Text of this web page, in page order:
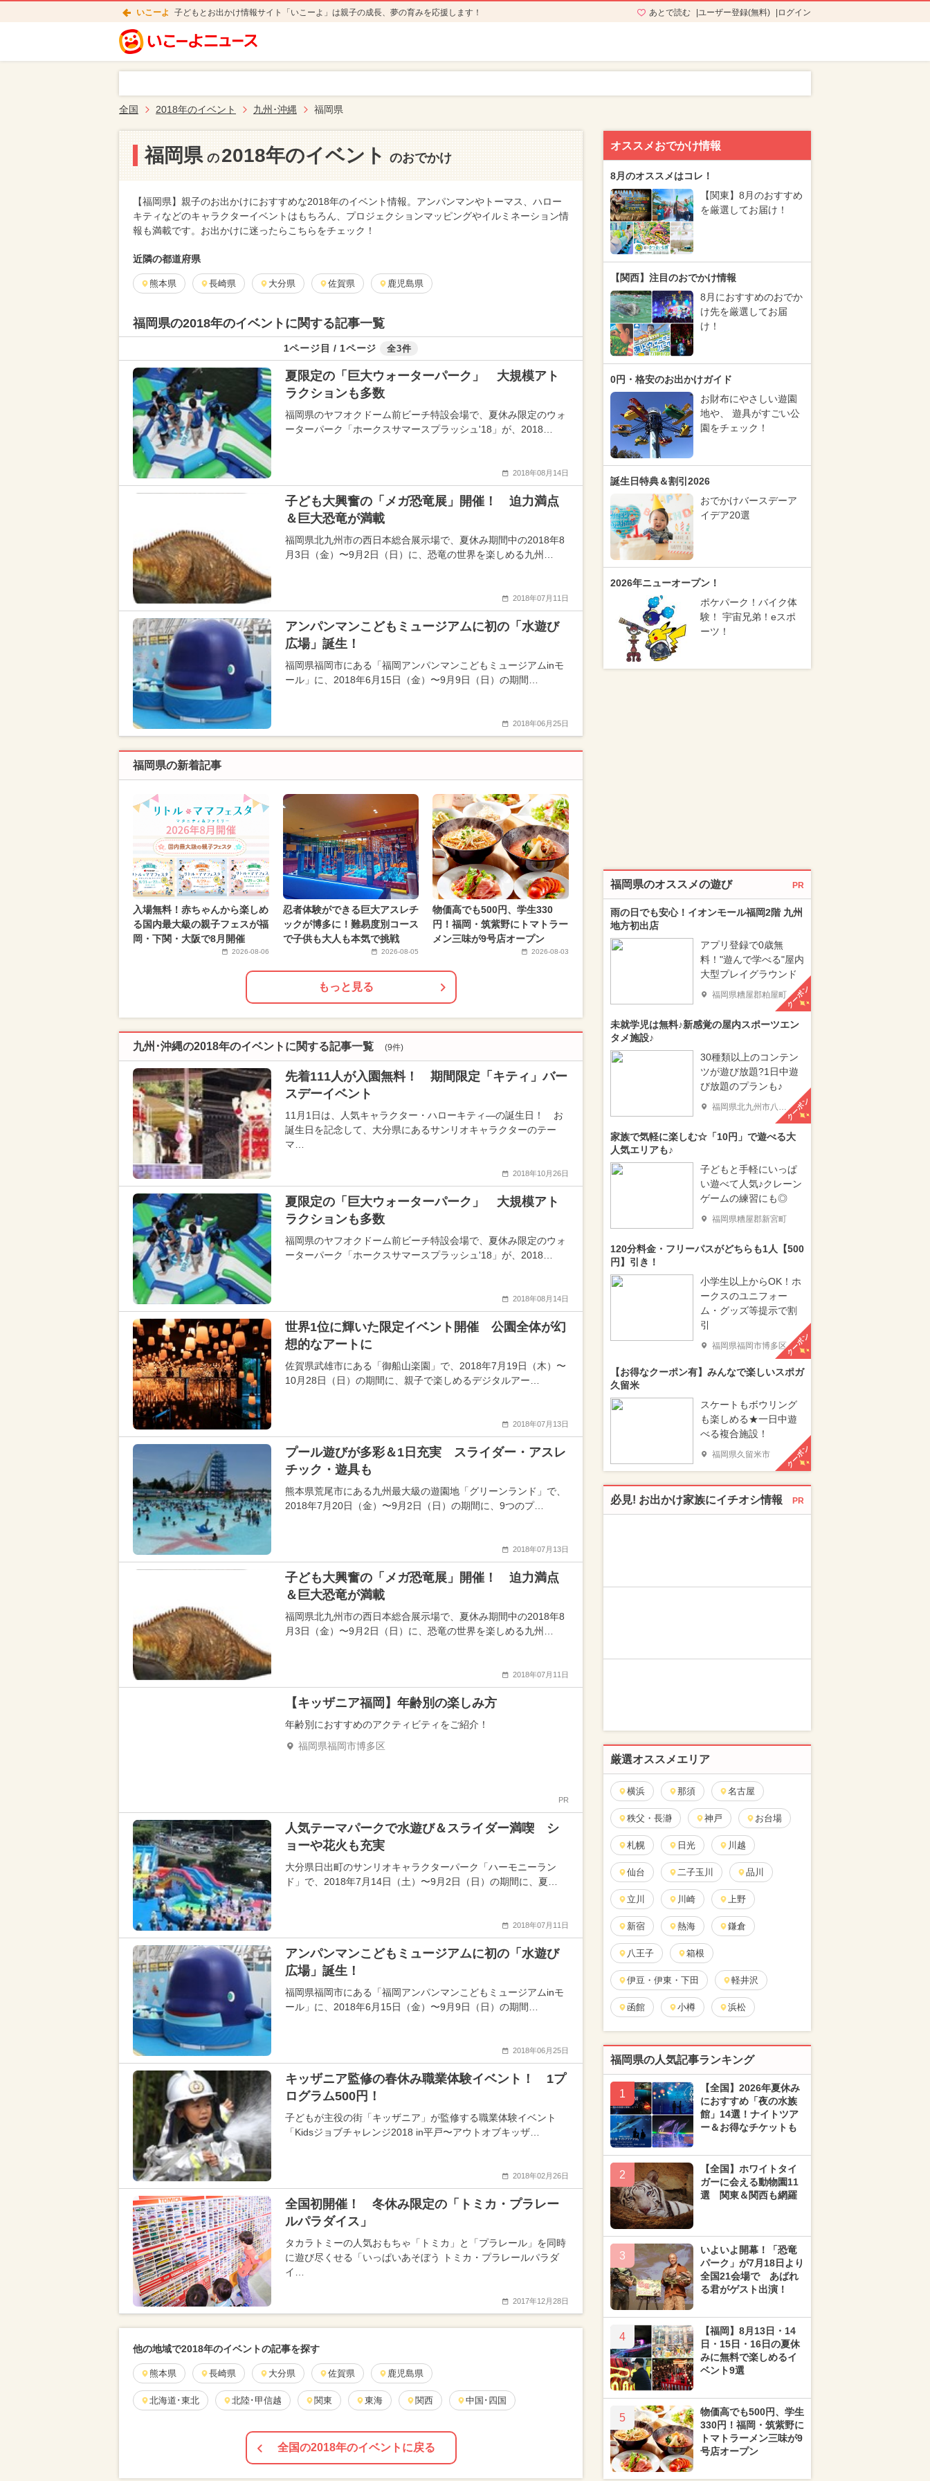
いこーよ 子どもとお出かけ情報サイト「いこーよ」は親子の成長、夢の育みを応援します！ あとで読む ユーザー登録(無料) ログイン
全国 2018年のイベント 九州･沖縄 福岡県
福岡県 の 2018年のイベント のおでかけ
【福岡県】親子のお出かけにおすすめな2018年のイベント情報。アンパンマンやトーマス、ハロー
キティなどのキャラクターイベントはもちろん、プロジェクションマッピングやイルミネーション情
報も満載です。お出かけに迷ったらこちらをチェック！
近隣の都道府県
熊本県 長崎県 大分県 佐賀県 鹿児島県
福岡県の2018年のイベントに関する記事一覧
1ページ目 / 1ページ 全3件
夏限定の「巨大ウォーターパーク」 大規模アト
ラクションも多数
福岡県のヤフオクドーム前ビーチ特設会場で、夏休み限定のウォ
ーターパーク「ホークスサマースプラッシュ'18」が、2018…
2018年08月14日
子ども大興奮の「メガ恐竜展」開催！ 迫力満点
＆巨大恐竜が満載
福岡県北九州市の西日本総合展示場で、夏休み期間中の2018年8
月3日（金）〜9月2日（日）に、恐竜の世界を楽しめる九州…
2018年07月11日
アンパンマンこどもミュージアムに初の「水遊び
広場」誕生！
福岡県福岡市にある「福岡アンパンマンこどもミュージアムinモ
ール」に、2018年6月15日（金）〜9月9日（日）の期間…
2018年06月25日
福岡県の新着記事
入場無料！赤ちゃんから楽しめ
る国内最大級の親子フェスが福
岡・下関・大阪で8月開催
2026-08-06
忍者体験ができる巨大アスレチ
ックが博多に！難易度別コース
で子供も大人も本気で挑戦
2026-08-05
物価高でも500円、学生330
円！福岡・筑紫野にトマトラー
メン三味が9号店オープン
2026-08-03
もっと見る
九州･沖縄の2018年のイベントに関する記事一覧 (9件)
先着111人が入園無料！ 期間限定「キティ」バー
スデーイベント
11月1日は、人気キャラクター・ハローキティ—の誕生日！ お
誕生日を記念して、大分県にあるサンリオキャラクターのテー
マ…
2018年10月26日
夏限定の「巨大ウォーターパーク」 大規模アト
ラクションも多数
福岡県のヤフオクドーム前ビーチ特設会場で、夏休み限定のウォ
ーターパーク「ホークスサマースプラッシュ'18」が、2018…
2018年08月14日
世界1位に輝いた限定イベント開催 公園全体が幻
想的なアートに
佐賀県武雄市にある「御船山楽園」で、2018年7月19日（木）〜
10月28日（日）の期間に、親子で楽しめるデジタルアー…
2018年07月13日
プール遊びが多彩＆1日充実 スライダー・アスレ
チック・遊具も
熊本県荒尾市にある九州最大級の遊園地「グリーンランド」で、
2018年7月20日（金）〜9月2日（日）の期間に、9つのプ…
2018年07月13日
子ども大興奮の「メガ恐竜展」開催！ 迫力満点
＆巨大恐竜が満載
福岡県北九州市の西日本総合展示場で、夏休み期間中の2018年8
月3日（金）〜9月2日（日）に、恐竜の世界を楽しめる九州…
2018年07月11日
【キッザニア福岡】年齢別の楽しみ方
年齢別におすすめのアクティビティをご紹介！
福岡県福岡市博多区
PR
人気テーマパークで水遊び＆スライダー満喫 シ
ョーや花火も充実
大分県日出町のサンリオキャラクターパーク「ハーモニーラン
ド」で、2018年7月14日（土）〜9月2日（日）の期間に、夏…
2018年07月11日
アンパンマンこどもミュージアムに初の「水遊び
広場」誕生！
福岡県福岡市にある「福岡アンパンマンこどもミュージアムinモ
ール」に、2018年6月15日（金）〜9月9日（日）の期間…
2018年06月25日
キッザニア監修の春休み職業体験イベント！ 1プ
ログラム500円！
子どもが主役の街「キッザニア」が監修する職業体験イベント
「Kidsジョブチャレンジ2018 in平戸〜アウトオブキッザ…
2018年02月26日
全国初開催！ 冬休み限定の「トミカ・プラレー
ルパラダイス」
タカラトミーの人気おもちゃ「トミカ」と「プラレール」を同時
に遊び尽くせる「いっぱいあそぼう トミカ・プラレールパラダ
イ…
2017年12月28日
他の地域で2018年のイベントの記事を探す
熊本県 長崎県 大分県 佐賀県 鹿児島県
北海道･東北 北陸･甲信越 関東 東海 関西 中国･四国
全国の2018年のイベントに戻る
オススメおでかけ情報
8月のオススメはコレ！
【関東】8月のおすすめ
を厳選してお届け！
【関西】注目のおでかけ情報
8月におすすめのおでか
け先を厳選してお届
け！
0円・格安のお出かけガイド
お財布にやさしい遊園
地や、 遊具がすごい公
園をチェック！
誕生日特典＆割引2026
おでかけバースデーア
イデア20選
2026年ニューオープン！
ポケパーク！バイク体
験！ 宇宙兄弟！eスポ
ーツ！
福岡県のオススメの遊び PR
雨の日でも安心！イオンモール福岡2階 九州
地方初出店
アプリ登録で0歳無
料！"遊んで学べる"屋内
大型プレイグラウンド
福岡県糟屋郡粕屋町クーポン
未就学児は無料♪新感覚の屋内スポーツエン
タメ施設♪
30種類以上のコンテン
ツが遊び放題?1日中遊
び放題のプランも♪
福岡県北九州市八幡西区 クーポン
家族で気軽に楽しむ☆「10円」で遊べる大
人気エリアも♪
子どもと手軽にいっぱ
い遊べて人気♪クレーン
ゲームの練習にも◎
福岡県糟屋郡新宮町
120分料金・フリーパスがどちらも1人【500
円】引き！
小学生以上からOK！ホ
ークスのユニフォー
ム・グッズ等提示で割
引
福岡県福岡市博多区クーポン
【お得なクーポン有】みんなで楽しいスポガ
久留米
スケートもボウリング
も楽しめる★一日中遊
べる複合施設！
福岡県久留米市 クーポン
必見! お出かけ家族にイチオシ情報 PR
厳選オススメエリア
横浜 那須 名古屋
秩父・長瀞 神戸 お台場
札幌 日光 川越
仙台 二子玉川 品川
立川 川崎 上野
新宿 熱海 鎌倉
八王子 箱根
伊豆・伊東・下田 軽井沢
函館 小樽 浜松
福岡県の人気記事ランキング
1
【全国】2026年夏休み
におすすめ「夜の水族
館」14選！ナイトツア
ー＆お得なチケットも
2
【全国】ホワイトタイ
ガーに会える動物園11
選 関東＆関西も網羅
3
いよいよ開幕！「恐竜
パーク」が7月18日より
全国21会場で あばれ
る君がゲスト出演！
4
【福岡】8月13日・14
日・15日・16日の夏休
みに無料で楽しめるイ
ベント9選
5
物価高でも500円、学生
330円！福岡・筑紫野に
トマトラーメン三味が9
号店オープン